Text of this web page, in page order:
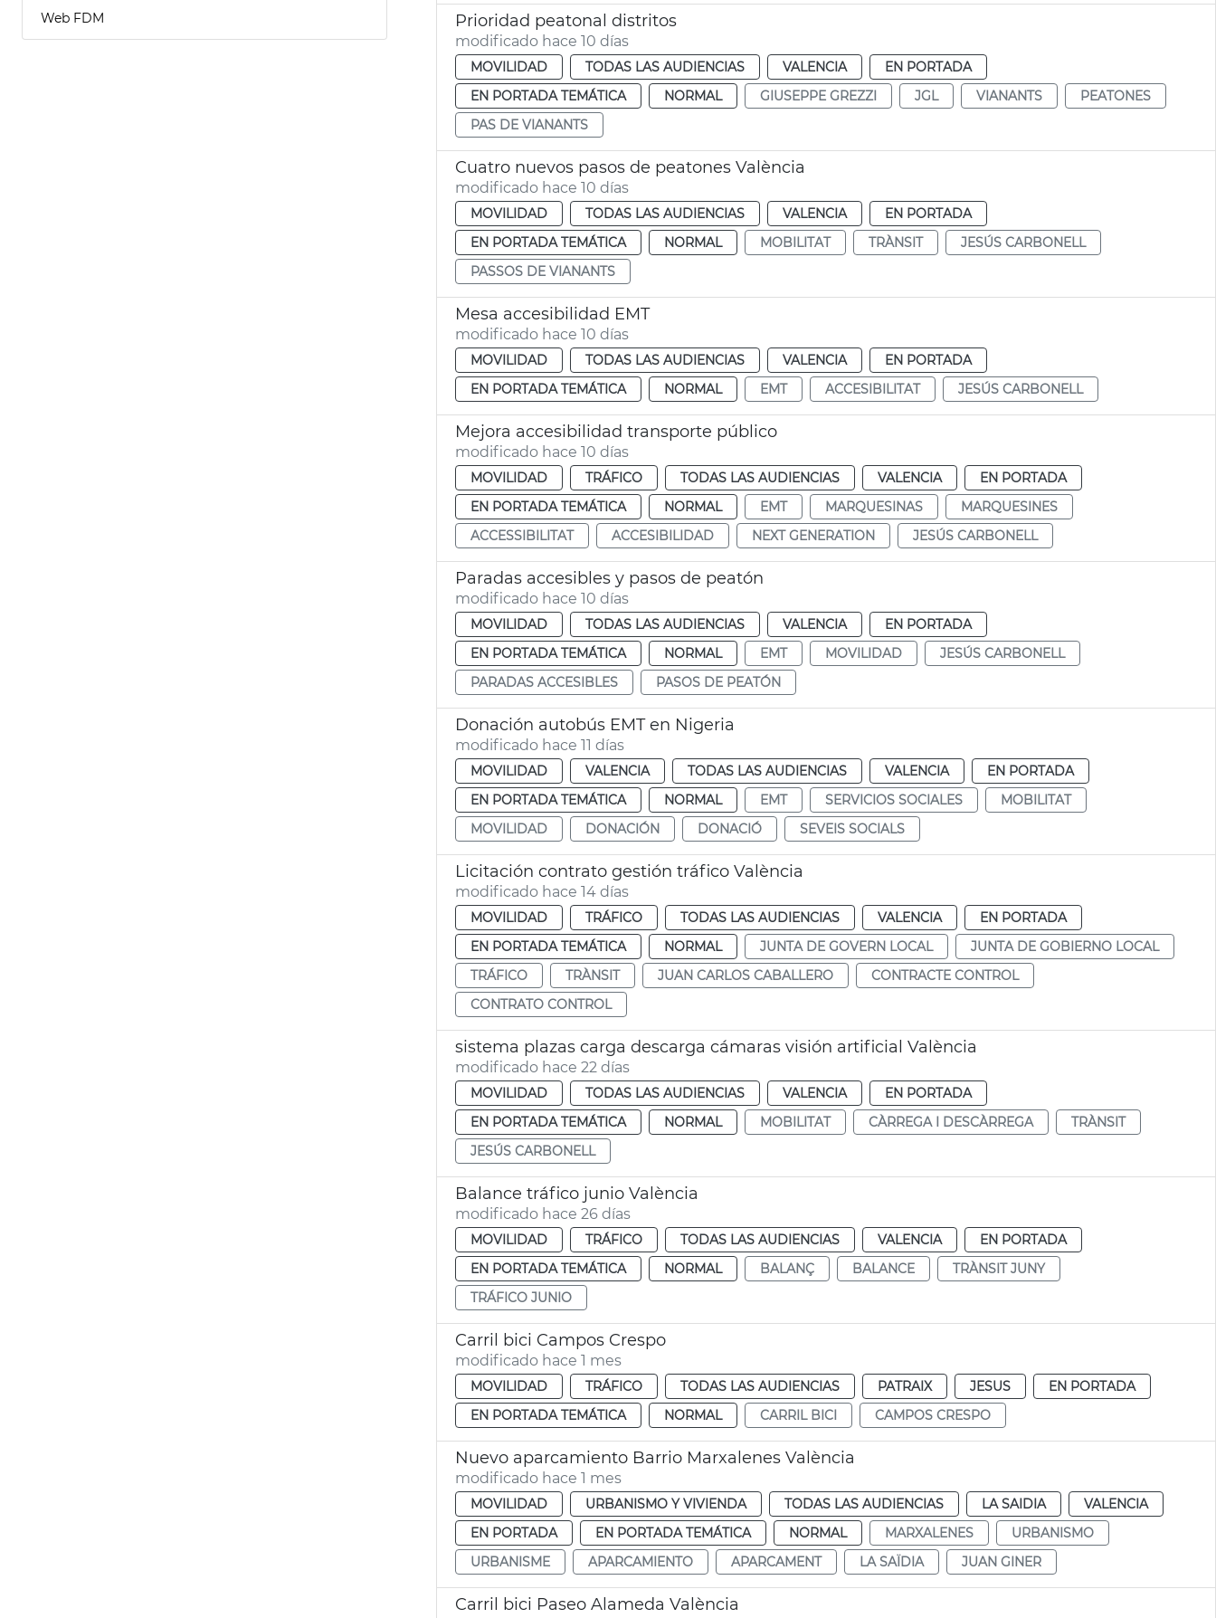
Web FDM Prioridad peatonal distritos
modificado hace 10 días
MOVILIDAD TODAS LAS AUDIENCIAS VALENCIA
EN PORTADA
EN PORTADA TEMÁTICA
NORMAL GIUSEPPE GREZZI JGL VIANANTS
PEATONES
PAS DE VIANANTS
Cuatro nuevos pasos de peatones València
modificado hace 10 días
MOVILIDAD TODAS LAS AUDIENCIAS VALENCIA
EN PORTADA
EN PORTADA TEMÁTICA
NORMAL MOBILITAT TRÀNSIT
JESÚS CARBONELL
PASSOS DE VIANANTS
Mesa accesibilidad EMT
modificado hace 10 días
MOVILIDAD TODAS LAS AUDIENCIAS VALENCIA
EN PORTADA
EN PORTADA TEMÁTICA
NORMAL EMT ACCESIBILITAT JESÚS CARBONELL
Mejora accesibilidad transporte público
modificado hace 10 días
MOVILIDAD TRÁFICO TODAS LAS AUDIENCIAS VALENCIA
EN PORTADA
EN PORTADA TEMÁTICA
NORMAL EMT MARQUESINAS
MARQUESINES
ACCESSIBILITAT
ACCESIBILIDAD NEXT GENERATION JESÚS CARBONELL
Paradas accesibles y pasos de peatón
modificado hace 10 días
MOVILIDAD TODAS LAS AUDIENCIAS VALENCIA
EN PORTADA
EN PORTADA TEMÁTICA
NORMAL EMT MOVILIDAD
JESÚS CARBONELL
PARADAS ACCESIBLES
PASOS DE PEATÓN
Donación autobús EMT en Nigeria
modificado hace 11 días
MOVILIDAD VALENCIA TODAS LAS AUDIENCIAS VALENCIA
EN PORTADA
EN PORTADA TEMÁTICA
NORMAL EMT SERVICIOS SOCIALES
MOBILITAT
MOVILIDAD
DONACIÓN DONACIÓ SEVEIS SOCIALS
Licitación contrato gestión tráfico València
modificado hace 14 días
MOVILIDAD TRÁFICO TODAS LAS AUDIENCIAS VALENCIA
EN PORTADA
EN PORTADA TEMÁTICA
NORMAL JUNTA DE GOVERN LOCAL
JUNTA DE GOBIERNO LOCAL
TRÁFICO
TRÀNSIT JUAN CARLOS CABALLERO
CONTRACTE CONTROL
CONTRATO CONTROL
sistema plazas carga descarga cámaras visión artificial València
modificado hace 22 días
MOVILIDAD TODAS LAS AUDIENCIAS VALENCIA
EN PORTADA
EN PORTADA TEMÁTICA
NORMAL MOBILITAT CÀRREGA I DESCÀRREGA
TRÀNSIT
JESÚS CARBONELL
Balance tráfico junio València
modificado hace 26 días
MOVILIDAD TRÁFICO TODAS LAS AUDIENCIAS VALENCIA
EN PORTADA
EN PORTADA TEMÁTICA
NORMAL BALANÇ BALANCE
TRÀNSIT JUNY
TRÁFICO JUNIO
Carril bici Campos Crespo
modificado hace 1 mes
MOVILIDAD TRÁFICO TODAS LAS AUDIENCIAS PATRAIX JESUS
EN PORTADA
EN PORTADA TEMÁTICA
NORMAL CARRIL BICI CAMPOS CRESPO
Nuevo aparcamiento Barrio Marxalenes València
modificado hace 1 mes
MOVILIDAD URBANISMO Y VIVIENDA TODAS LAS AUDIENCIAS LA SAIDIA
VALENCIA
EN PORTADA
EN PORTADA TEMÁTICA NORMAL MARXALENES
URBANISMO
URBANISME
APARCAMIENTO APARCAMENT LA SAÏDIA JUAN GINER
Carril bici Paseo Alameda València